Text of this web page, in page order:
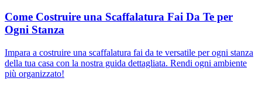
Come Costruire una Scaffalatura Fai Da Te per
Ogni Stanza
Impara a costruire una scaffalatura fai da te versatile per ogni stanza
della tua casa con la nostra guida dettagliata. Rendi ogni ambiente
più organizzato!